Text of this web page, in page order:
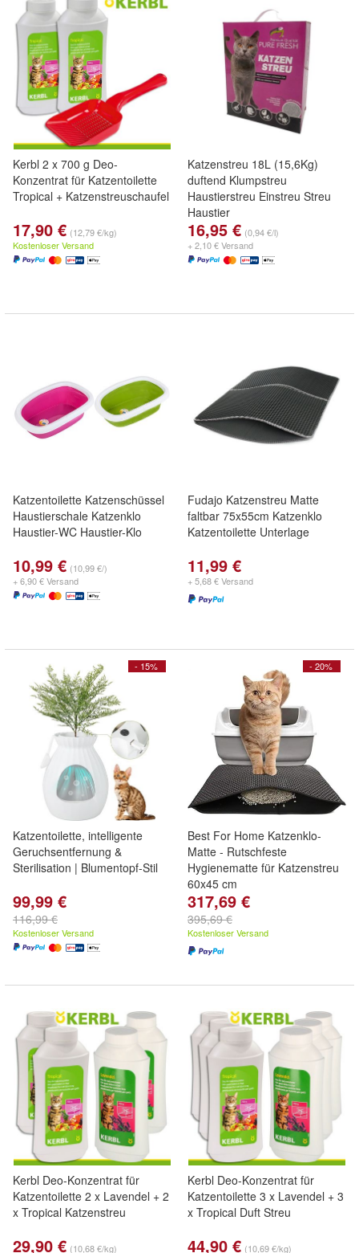
Kerbl 2 x 700 g Deo-
Konzentrat für Katzentoilette
Tropical + Katzenstreuschaufel
17,90 € (12,79 €/kg)
Kostenloser Versand
Katzenstreu 18L (15,6Kg)
duftend Klumpstreu
Haustierstreu Einstreu Streu
Haustier
16,95 € (0,94 €/l)
+ 2,10 € Versand
Katzentoilette Katzenschüssel
Haustierschale Katzenklo
Haustier-WC Haustier-Klo
10,99 € (10,99 €/)
+ 6,90 € Versand
Fudajo Katzenstreu Matte
faltbar 75x55cm Katzenklo
Katzentoilette Unterlage
11,99 €
+ 5,68 € Versand
- 15%
Katzentoilette, intelligente
Geruchsentfernung &
Sterilisation | Blumentopf-Stil
99,99 €
116,99 €
Kostenloser Versand
- 20%
Best For Home Katzenklo-
Matte - Rutschfeste
Hygienematte für Katzenstreu
60x45 cm
317,69 €
395,69 €
Kostenloser Versand
Kerbl Deo-Konzentrat für
Katzentoilette 2 x Lavendel + 2
x Tropical Katzenstreu
29,90 € (10,68 €/kg)
Kerbl Deo-Konzentrat für
Katzentoilette 3 x Lavendel + 3
x Tropical Duft Streu
44,90 € (10,69 €/kg)